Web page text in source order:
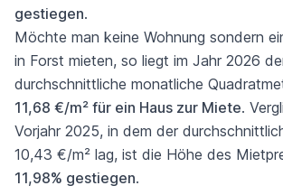
gestiegen.
Möchte man keine Wohnung sondern
in Forst mieten, so liegt im Jahr 2026
durchschnittliche monatliche
11,68 €/m² für ein Haus zur Miete.
Vorjahr 2025, in dem der
10,43 €/m² lag, ist die Höhe des
11,98% gestiegen.